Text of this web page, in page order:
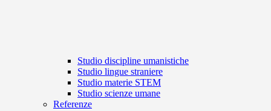
Studio discipline umanistiche
Studio lingue straniere
Studio materie STEM
Studio scienze umane
Referenze